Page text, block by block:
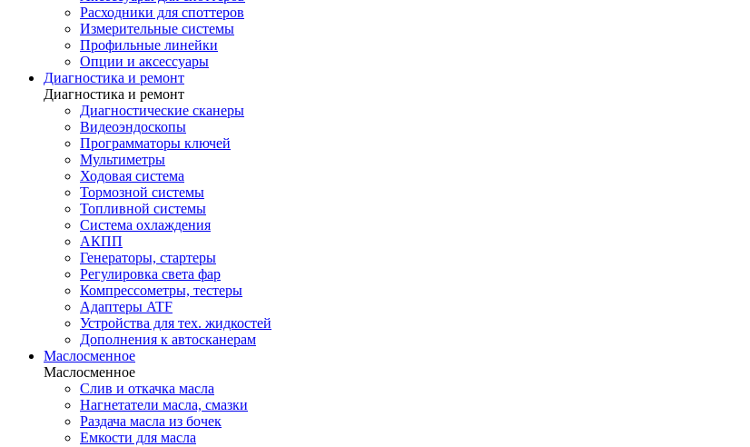
Расходники для споттеров
Измерительные системы
Профильные линейки
Опции и аксессуары
Диагностика и ремонт
Диагностика и ремонт
Диагностические сканеры
Видеоэндоскопы
Программаторы ключей
Мультиметры
Ходовая система
Тормозной системы
Топливной системы
Система охлаждения
АКПП
Генераторы, стартеры
Регулировка света фар
Компрессометры, тестеры
Адаптеры ATF
Устройства для тех. жидкостей
Дополнения к автосканерам
Маслосменное
Маслосменное
Слив и откачка масла
Нагнетатели масла, смазки
Раздача масла из бочек
Емкости для масла